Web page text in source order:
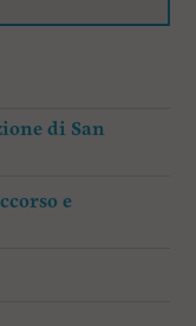
di San
e